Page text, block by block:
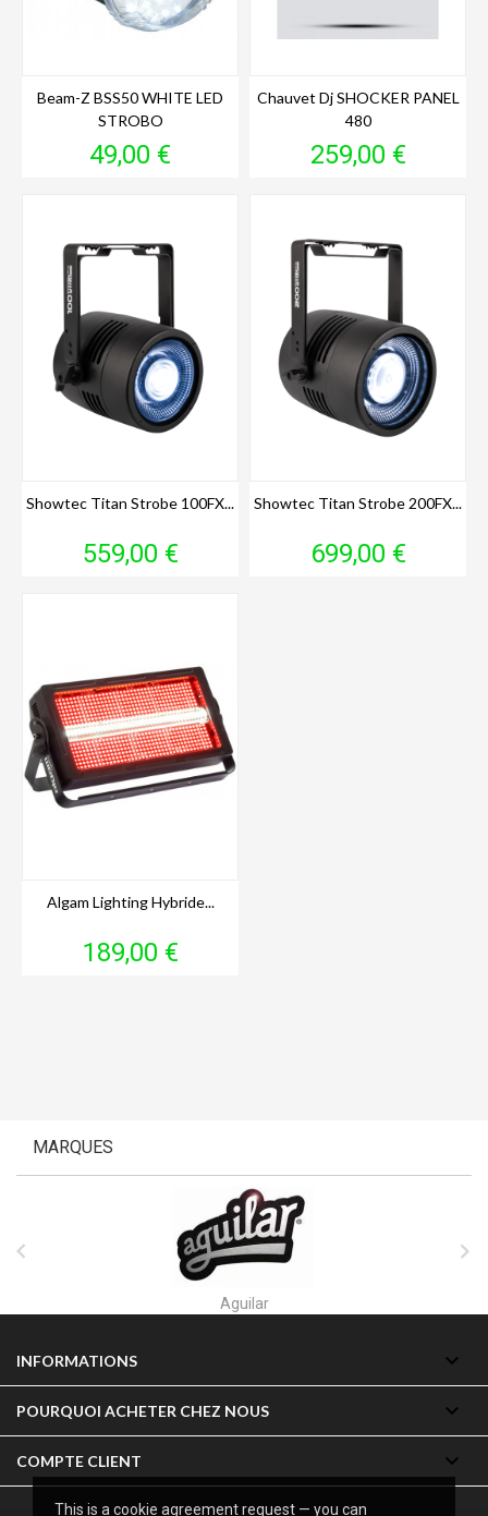
This is a cookie agreement request — you can
Beam-Z BSS50 WHITE LED
STROBO
Prix
49,00 €
Chauvet Dj SHOCKER PANEL
480
Prix
259,00 €
Showtec Titan Strobe 100FX...
Prix
559,00 €
Showtec Titan Strobe 200FX...
Prix
699,00 €
Algam Lighting Hybride...
Prix
189,00 €
MARQUES
 
INFORMATIONS 
POURQUOI ACHETER CHEZ NOUS 
COMPTE CLIENT 